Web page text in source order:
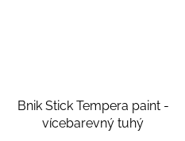
Bnik Stick Tempera paint -
vícebarevný tuhý